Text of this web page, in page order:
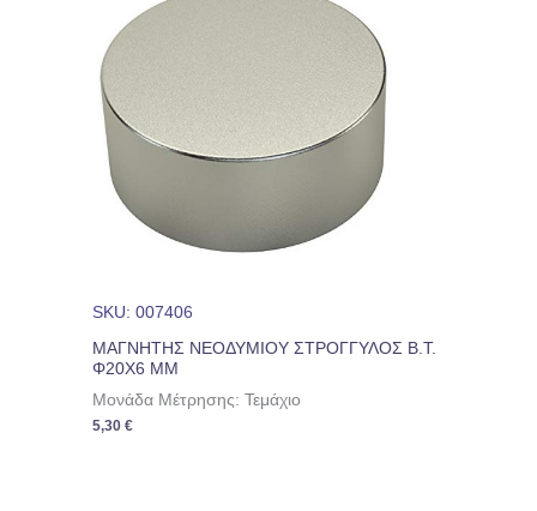
SKU: 007406
ΜΑΓΝΗΤΗΣ ΝΕΟΔΥΜΙΟΥ ΣΤΡΟΓΓΥΛΟΣ Β.Τ.
Φ20Χ6 ΜΜ
Μονάδα Μέτρησης: Τεμάχιο
5,30€